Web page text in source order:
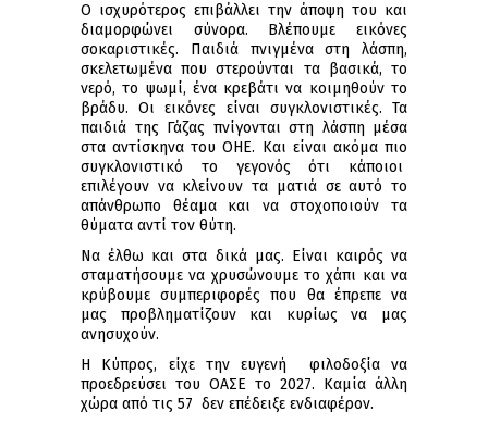
Ο ισχυρότερος επιβάλλει την άποψη του και
διαμορφώνει σύνορα. Βλέπουμε εικόνες
σοκαριστικές. Παιδιά πνιγμένα στη λάσπη,
σκελετωμένα που στερούνται τα βασικά, το
νερό, το ψωμί, ένα κρεβάτι να κοιμηθούν το
βράδυ. Οι εικόνες είναι συγκλονιστικές. Τα
παιδιά της Γάζας πνίγονται στη λάσπη μέσα
στα αντίσκηνα του ΟΗΕ. Και είναι ακόμα πιο
συγκλονιστικό το γεγονός ότι κάποιοι
επιλέγουν να κλείνουν τα ματιά σε αυτό το
απάνθρωπο θέαμα και να στοχοποιούν τα
θύματα αντί τον θύτη.
Να έλθω και στα δικά μας. Είναι καιρός να
σταματήσουμε να χρυσώνουμε το χάπι και να
κρύβουμε συμπεριφορές που θα έπρεπε να
μας προβληματίζουν και κυρίως να μας
ανησυχούν.
Η Κύπρος, είχε την ευγενή φιλοδοξία να
προεδρεύσει του ΟΑΣΕ το 2027. Καμία άλλη
χώρα από τις 57 δεν επέδειξε ενδιαφέρον.